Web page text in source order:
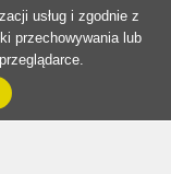
usług i zgodnie z
przechowywania lub